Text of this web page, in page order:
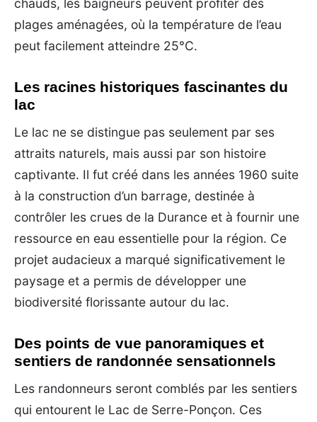
plages aménagées, où la température de l’eau
peut facilement atteindre 25°C.
Les racines historiques fascinantes du
lac
Le lac ne se distingue pas seulement par ses
attraits naturels, mais aussi par son histoire
captivante. Il fut créé dans les années 1960 suite
à la construction d’un barrage, destinée à
contrôler les crues de la Durance et à fournir une
ressource en eau essentielle pour la région. Ce
projet audacieux a marqué significativement le
paysage et a permis de développer une
biodiversité florissante autour du lac.
Des points de vue panoramiques et
sentiers de randonnée sensationnels
Les randonneurs seront comblés par les sentiers
qui entourent le Lac de Serre-Ponçon. Ces